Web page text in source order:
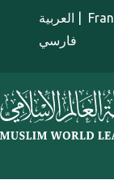
Pasar al contenido
العربية
فارسي
menu spanish